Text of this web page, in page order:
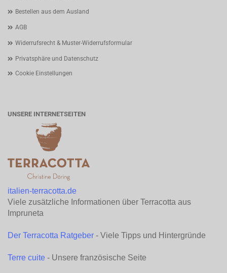
Bestellen aus dem Ausland
AGB
Widerrufsrecht & Muster-Widerrufsformular
Privatsphäre und Datenschutz
Cookie Einstellungen
UNSERE INTERNETSEITEN
italien-terracotta.de
Viele zusätzliche Informationen über Terracotta aus
Impruneta
Der Terracotta Ratgeber - Viele Tipps und Hintergründe
Terre cuite - Unsere französische Seite